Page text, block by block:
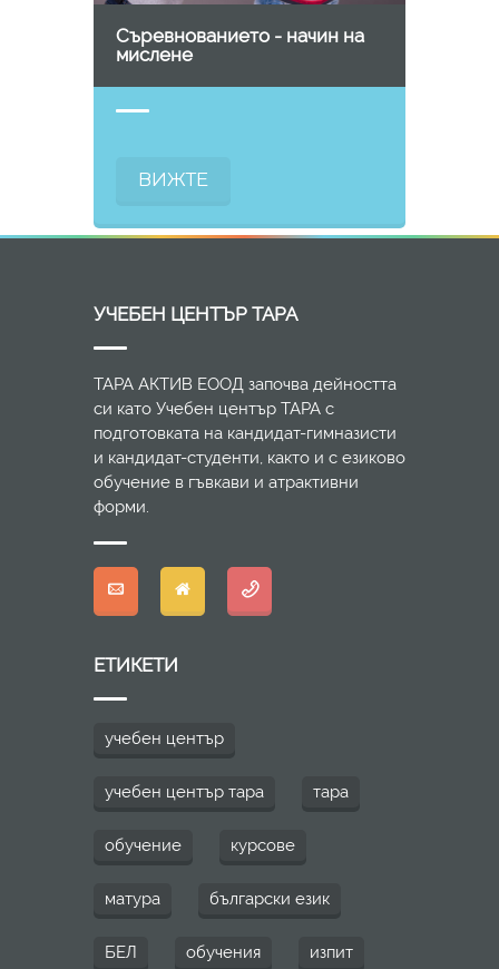
Съревнованието - начин на
мислене
ВИЖТЕ
УЧЕБЕН ЦЕНТЪР ТАРА
ТАРА АКТИВ ЕООД започва дейността
си като Учебен център ТАРА с
подготовката на кандидат-гимназисти
и кандидат-студенти, както и с езиково
обучение в гъвкави и атрактивни
форми.
ЕТИКЕТИ
учебен център
учебен център тара тара
обучение курсове
матура български език
БЕЛ обучения изпит